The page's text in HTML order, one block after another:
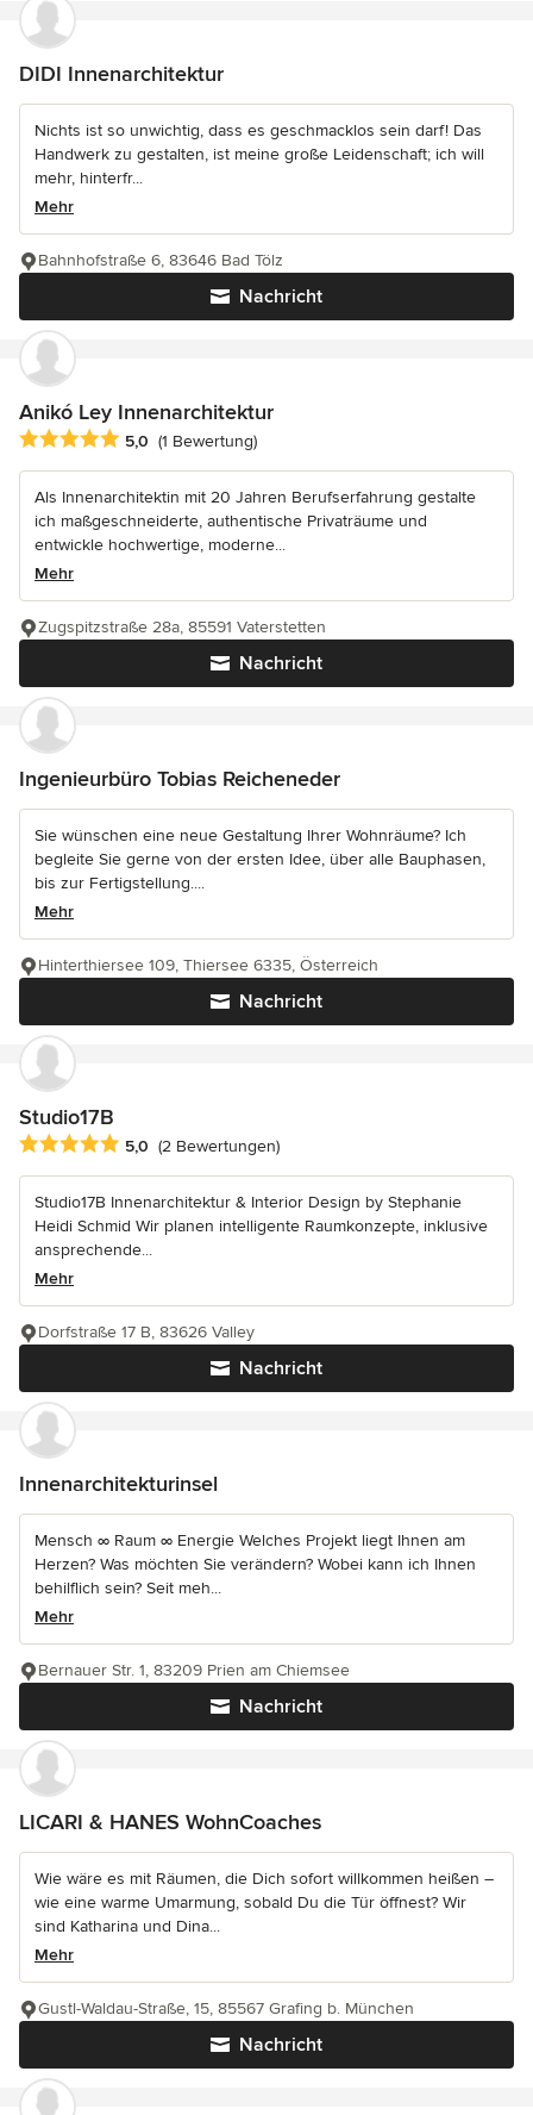
DIDI Innenarchitektur
Nichts ist so unwichtig, dass es geschmacklos sein darf! Das
Handwerk zu gestalten, ist meine große Leidenschaft; ich will
mehr, hinterfr...
Mehr
Nachricht
Bahnhofstraße 6, 83646 Bad Tölz
Anikó Ley Innenarchitektur
Durchschnittliche Bewertung: 5 von 5 Sternen
5,0 (1 Bewertung)
Als Innenarchitektin mit 20 Jahren Berufserfahrung gestalte
ich maßgeschneiderte, authentische Privaträume und
entwickle hochwertige, moderne...
Mehr
Nachricht
Zugspitzstraße 28a, 85591 Vaterstetten
Ingenieurbüro Tobias Reicheneder
Sie wünschen eine neue Gestaltung Ihrer Wohnräume? Ich
begleite Sie gerne von der ersten Idee, über alle Bauphasen,
bis zur Fertigstellung....
Mehr
Nachricht
Hinterthiersee 109, Thiersee 6335, Österreich
Studio17B
Durchschnittliche Bewertung: 5 von 5 Sternen
5,0 (2 Bewertungen)
Studio17B Innenarchitektur & Interior Design by Stephanie
Heidi Schmid Wir planen intelligente Raumkonzepte, inklusive
ansprechende...
Mehr
Nachricht
Dorfstraße 17 B, 83626 Valley
Innenarchitekturinsel
Mensch ∞ Raum ∞ Energie Welches Projekt liegt Ihnen am
Herzen? Was möchten Sie verändern? Wobei kann ich Ihnen
behilflich sein? Seit meh...
Mehr
Nachricht
Bernauer Str. 1, 83209 Prien am Chiemsee
LICARI & HANES WohnCoaches
Wie wäre es mit Räumen, die Dich sofort willkommen heißen –
wie eine warme Umarmung, sobald Du die Tür öffnest? Wir
sind Katharina und Dina...
Mehr
Nachricht
Gustl-Waldau-Straße, 15, 85567 Grafing b. München